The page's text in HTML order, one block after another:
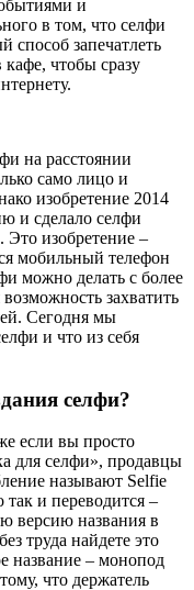
и
в том, что селфи
способ запечатлеть
кафе, чтобы сразу
на расстоянии
само лицо и
изобретение 2014
и сделало селфи
изобретение –
мобильный телефон
можно делать с более
захватить
Сегодня мы
и что из себя
селфи?
если вы просто
для селфи», продавцы
называют Selfie
и переводится –
версию названия в
труда найдете это
название – монопод
что держатель